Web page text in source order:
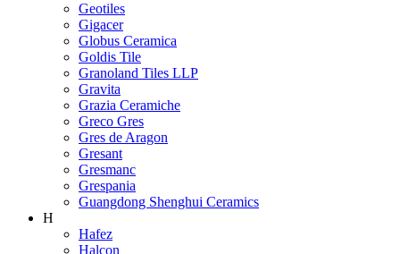
Geotiles
Gigacer
Globus Ceramica
Goldis Tile
Granoland Tiles LLP
Gravita
Grazia Ceramiche
Greco Gres
Gres de Aragon
Gresant
Gresmanc
Grespania
Guangdong Shenghui Ceramics
H
Hafez
Halcon